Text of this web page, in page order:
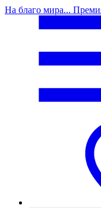
На благо мира...